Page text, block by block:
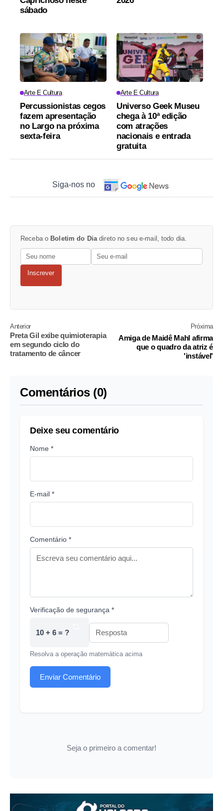
sábado
Arte E Cultura
Percussionistas cegos
fazem apresentação
no Largo na próxima
sexta-feira
Arte E Cultura
Universo Geek Museu
chega à 10ª edição
com atrações
nacionais e entrada
gratuita
Siga-nos no
Receba o Boletim do Dia direto no seu e-mail, todo dia.
Inscrever
Anterior
Preta Gil exibe quimioterapia
em segundo ciclo do
tratamento de câncer
Próxima
Amiga de Maidê Mahl afirma
que o quadro da atriz é
'instável'
Comentários (0)
Deixe seu comentário
Nome *
E-mail *
Comentário *
Verificação de segurança *
10 + 6 = ?
Resolva a operação matemática acima
Enviar Comentário
Seja o primeiro a comentar!